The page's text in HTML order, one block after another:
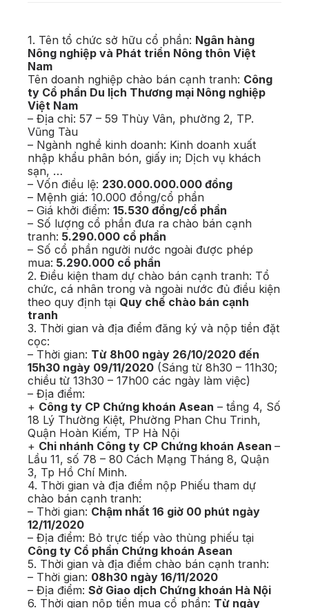
1. Tên tổ chức sở hữu cổ phần: Ngân hàng
Nông nghiệp và Phát triển Nông thôn Việt
Nam
Tên doanh nghiệp chào bán cạnh tranh: Công
ty Cổ phần Du lịch Thương mại Nông nghiệp
Việt Nam
– Địa chỉ: 57 – 59 Thùy Vân, phường 2, TP.
Vũng Tàu
– Ngành nghề kinh doanh: Kinh doanh xuất
nhập khẩu phân bón, giấy in; Dịch vụ khách
sạn, …
– Vốn điều lệ: 230.000.000.000 đồng
– Mệnh giá: 10.000 đồng/cổ phần
– Giá khởi điểm: 15.530 đồng/cổ phần
– Số lượng cổ phần đưa ra chào bán cạnh
tranh: 5.290.000 cổ phần
– Số cổ phần người nước ngoài được phép
mua: 5.290.000 cổ phần
2. Điều kiện tham dự chào bán cạnh tranh: Tổ
chức, cá nhân trong và ngoài nước đủ điều kiện
theo quy định tại Quy chế chào bán cạnh
tranh
3. Thời gian và địa điểm đăng ký và nộp tiền đặt
cọc:
– Thời gian: Từ 8h00 ngày 26/10/2020 đến
15h30 ngày 09/11/2020 (Sáng từ 8h30 – 11h30;
chiều từ 13h30 – 17h00 các ngày làm việc)
– Địa điểm:
+ Công ty CP Chứng khoán Asean – tầng 4, Số
18 Lý Thường Kiệt, Phường Phan Chu Trinh,
Quận Hoàn Kiếm, TP Hà Nội
+ Chi nhánh Công ty CP Chứng khoán Asean –
Lầu 11, số 78 – 80 Cách Mạng Tháng 8, Quận
3, Tp Hồ Chí Minh.
4. Thời gian và địa điểm nộp Phiếu tham dự
chào bán cạnh tranh:
– Thời gian: Chậm nhất 16 giờ 00 phút ngày
12/11/2020
– Địa điểm: Bỏ trực tiếp vào thùng phiếu tại
Công ty Cổ phần Chứng khoán Asean
5. Thời gian và địa điểm chào bán cạnh tranh:
– Thời gian: 08h30 ngày 16/11/2020
– Địa điểm: Sở Giao dịch Chứng khoán Hà Nội
6. Thời gian nộp tiền mua cổ phần: Từ ngày